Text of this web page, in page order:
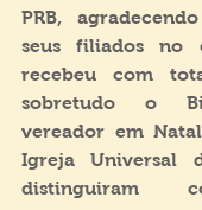
PRB,
seus filiados no
recebeu com
sobretudo o
vereador em
Igreja Universal
distinguiram